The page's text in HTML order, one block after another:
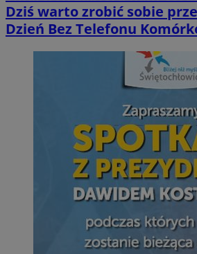
Dziś warto zrobić sobie
Dzień Bez Telefonu